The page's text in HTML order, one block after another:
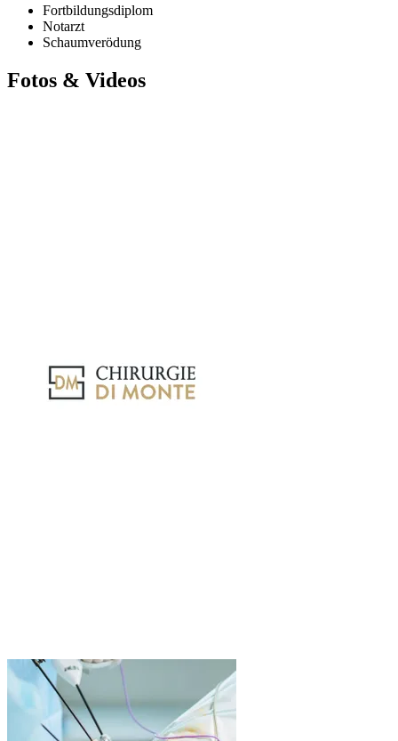
Fortbildungsdiplom
Notarzt
Schaumverödung
Fotos & Videos